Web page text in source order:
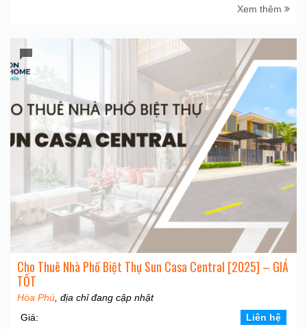
Xem thêm
Cho Thuê Nhà Phố Biệt Thự Sun Casa Central [2025] – GIÁ
TỐT
Hòa Phú , địa chỉ đang cập nhật
Giá:
Liên hệ